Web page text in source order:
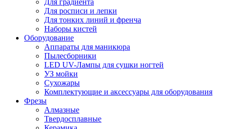
Для градиента
Для росписи и лепки
Для тонких линий и френча
Наборы кистей
Оборудование
Аппараты для маникюра
Пылесборники
LED UV-Лампы для сушки ногтей
УЗ мойки
Сухожары
Комплектующие и аксессуары для оборудования
Фрезы
Алмазные
Твердосплавные